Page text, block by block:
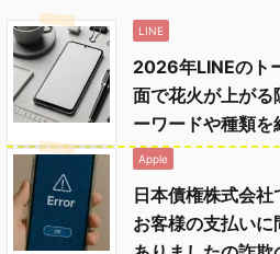
LINE
2026年LINEのト
面で花火が上がる
ーワードや種類を
Apple
日本債権株式会社
お客様の支払いに